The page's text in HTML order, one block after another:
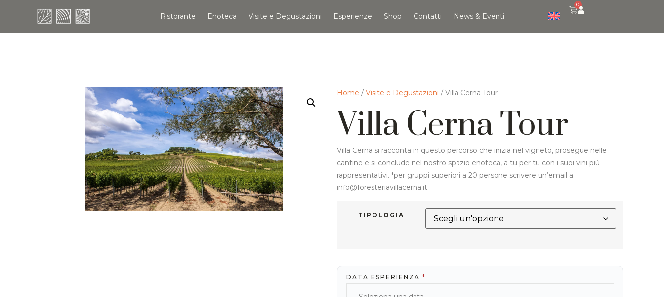
Ristorante Enoteca Visite e Degustazioni Esperienze Shop Contatti News & Eventi
0
Home / Visite e Degustazioni / Villa Cerna Tour
Villa Cerna Tour
Villa Cerna si racconta in questo percorso che inizia nel vigneto, prosegue nelle
cantine e si conclude nel nostro spazio enoteca, a tu per tu con i suoi vini più
rappresentativi. *per gruppi superiori a 20 persone scrivere un’email a
info@foresteriavillacerna.it
TIPOLOGIA
DATA ESPERIENZA *